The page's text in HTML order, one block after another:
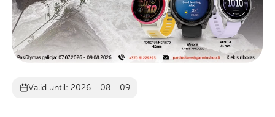
Valid until: 2026 - 08 - 09